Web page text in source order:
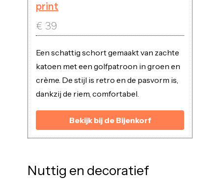
print
€ 39
Een schattig schort gemaakt van zachte
katoen met een golfpatroon in groen en
crème. De stijl is retro en de pasvorm is,
dankzij de riem, comfortabel.
Bekijk bij de Bijenkorf
Nuttig en decoratief